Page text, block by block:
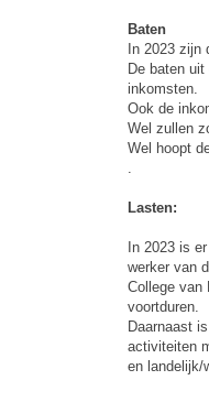
Baten
In 2023 zijn
De baten
inkomsten.
Ook de
Wel zullen
Wel hoopt
.
Lasten:
In 2023 is
werker van
College van
voortduren.
Daarnaast
activiteiten
en landelijk/